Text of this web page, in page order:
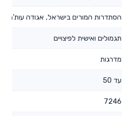
הסתדרות המורים בישראל, אגודה
תגמולים ואישית לפיצויים
מדרגות
עד 50
7246